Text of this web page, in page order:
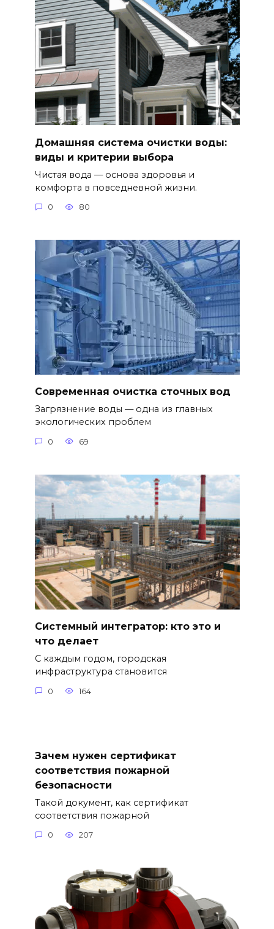
Домашняя система очистки воды:
виды и критерии выбора
Чистая вода — основа здоровья и
комфорта в повседневной жизни.
0 80
Современная очистка сточных вод
Загрязнение воды — одна из главных
экологических проблем
0 69
Системный интегратор: кто это и
что делает
С каждым годом, городская
инфраструктура становится
0 164
Зачем нужен сертификат
соответствия пожарной
безопасности
Такой документ, как сертификат
соответствия пожарной
0 207